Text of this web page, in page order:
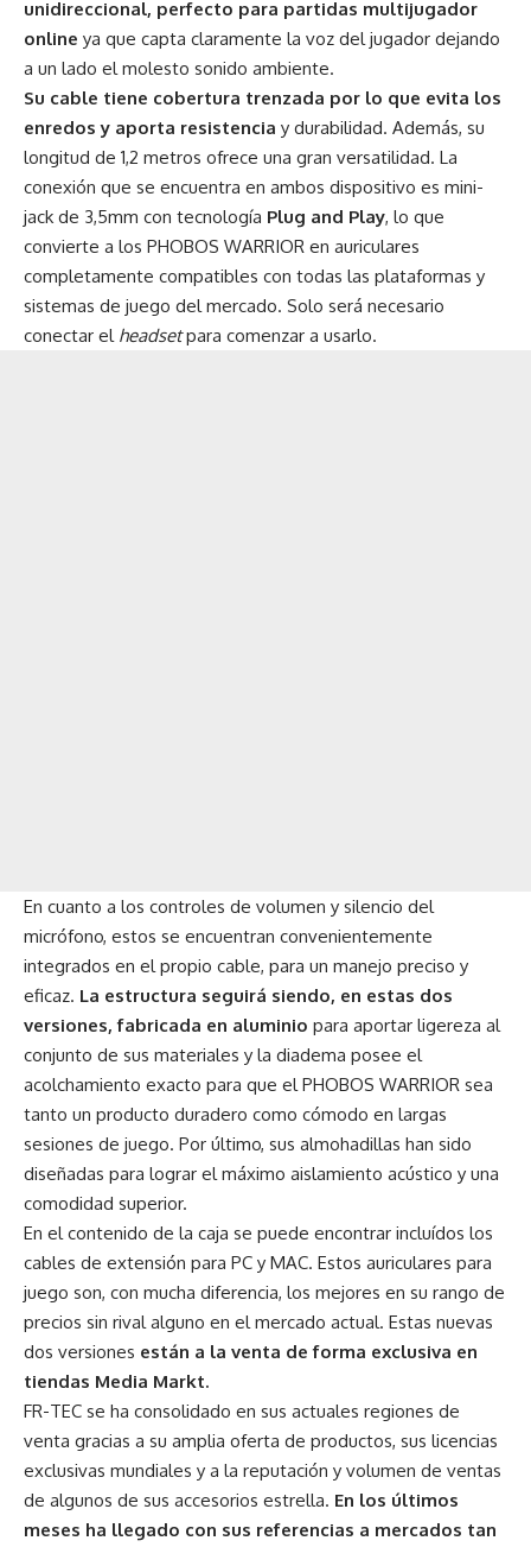
unidireccional, perfecto para partidas multijugador
online ya que capta claramente la voz del jugador dejando
a un lado el molesto sonido ambiente.
Su cable tiene cobertura trenzada por lo que evita los
enredos y aporta resistencia y durabilidad. Además, su
longitud de 1,2 metros ofrece una gran versatilidad. La
conexión que se encuentra en ambos dispositivo es mini-
jack de 3,5mm con tecnología Plug and Play, lo que
convierte a los PHOBOS WARRIOR en auriculares
completamente compatibles con todas las plataformas y
sistemas de juego del mercado. Solo será necesario
conectar el headsetpara comenzar a usarlo.
En cuanto a los controles de volumen y silencio del
micrófono, estos se encuentran convenientemente
integrados en el propio cable, para un manejo preciso y
eficaz. La estructura seguirá siendo, en estas dos
versiones, fabricada en aluminio para aportar ligereza al
conjunto de sus materiales y la diadema posee el
acolchamiento exacto para que el PHOBOS WARRIOR sea
tanto un producto duradero como cómodo en largas
sesiones de juego. Por último, sus almohadillas han sido
diseñadas para lograr el máximo aislamiento acústico y una
comodidad superior.
En el contenido de la caja se puede encontrar incluídos los
cables de extensión para PC y MAC. Estos auriculares para
juego son, con mucha diferencia, los mejores en su rango de
precios sin rival alguno en el mercado actual. Estas nuevas
dos versiones están a la venta de forma exclusiva en
tiendas Media Markt.
FR-TEC se ha consolidado en sus actuales regiones de
venta gracias a su amplia oferta de productos, sus licencias
exclusivas mundiales y a la reputación y volumen de ventas
de algunos de sus accesorios estrella. En los últimos
meses ha llegado con sus referencias a mercados tan